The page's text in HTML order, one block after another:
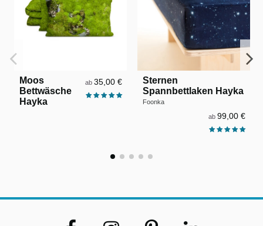
Moos
Bettwäsche
Hayka
ab 35,00 €
Sternen
Spannbettlaken Hayka
Foonka
ab 99,00 €